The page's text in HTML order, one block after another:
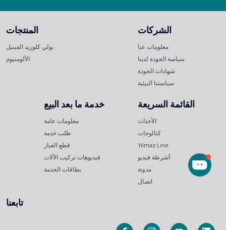
الشركات
معلومات عنا
سياسة الجودة لدينا
شهادات الجودة
سياستنا البيئية
المنتجات
بولي كلوريد الفينيل
الألومنيوم
القائمة السريعة
الأحداث
كتالوجات
Yılmaz Line
أشرطة فيديو
مدونة
اتصال
خدمة ما بعد البيع
معلومات عامة
طلب خدمة
قطع الغيار
فيديوهات تركيب الآلات
بطاقات الخدمة
تابعنا